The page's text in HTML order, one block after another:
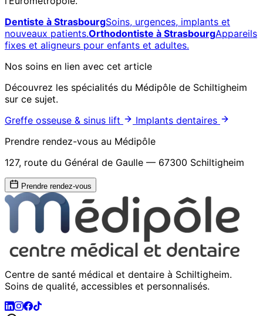
Dentiste à StrasbourgSoins, urgences, implants et
nouveaux patients.Orthodontiste à StrasbourgAppareils
fixes et aligneurs pour enfants et adultes.
Nos soins en lien avec cet article
Découvrez les spécialités du Médipôle de Schiltigheim
sur ce sujet.
Greffe osseuse & sinus lift
Implants dentaires
Prendre rendez-vous au Médipôle
127, route du Général de Gaulle — 67300 Schiltigheim
Prendre rendez-vous
Centre de santé médical et dentaire à Schiltigheim.
Soins de qualité, accessibles et personnalisés.